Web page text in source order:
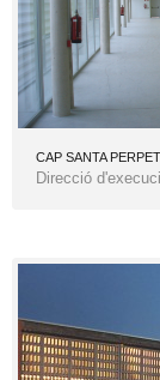
CAP SANTA
Direcció